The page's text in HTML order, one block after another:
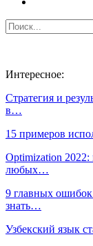
Интересное:
Стратегия и
в…
15 примеров
Optimization
любых…
9 главных
знать…
Узбекский язык